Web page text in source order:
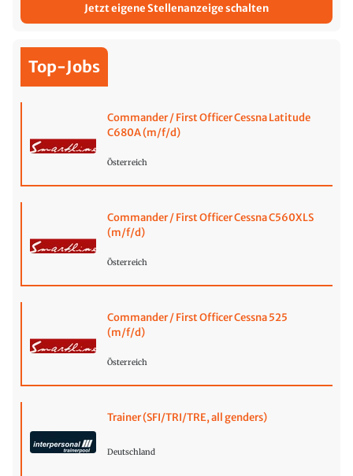
Jetzt eigene Stellenanzeige schalten
Top-Jobs
Commander / First Officer Cessna Latitude
C680A (m/f/d)
Österreich
Commander / First Officer Cessna C560XLS
(m/f/d)
Österreich
Commander / First Officer Cessna 525
(m/f/d)
Österreich
Trainer (SFI/TRI/TRE, all genders)
Deutschland